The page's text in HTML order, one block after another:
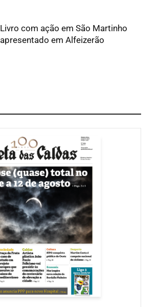
Livro com ação em São Martinho
apresentado em Alfeizerão